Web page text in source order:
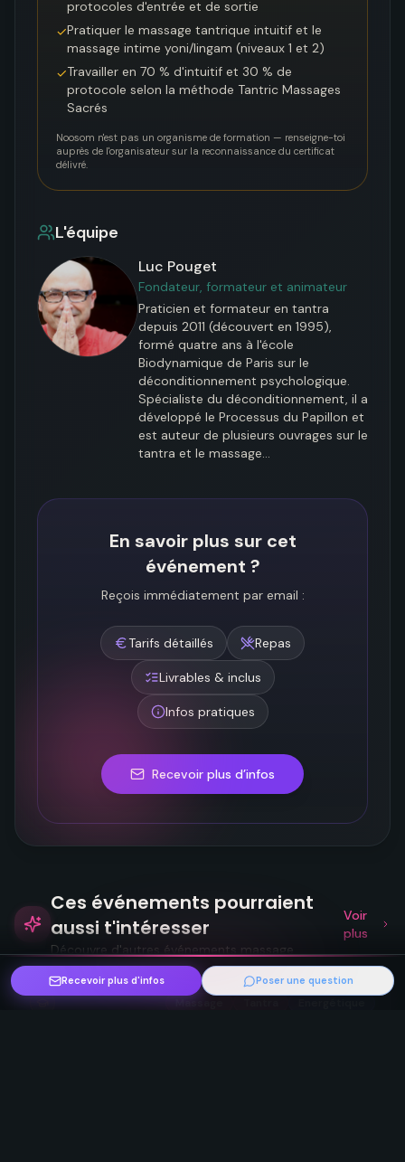
protocoles d'entrée et de sortie
✓Pratiquer le massage tantrique intuitif et le
massage intime yoni/lingam (niveaux 1 et 2)
✓Travailler en 70 % d'intuitif et 30 % de
protocole selon la méthode Tantric Massages
Sacrés
Noosom n'est pas un organisme de formation — renseigne-toi
auprès de l'organisateur sur la reconnaissance du certificat
délivré.
L'équipe
Luc Pouget
Fondateur, formateur et animateur
Praticien et formateur en tantra
depuis 2011 (découvert en 1995),
formé quatre ans à l'école
Biodynamique de Paris sur le
déconditionnement psychologique.
Spécialiste du déconditionnement, il a
développé le Processus du Papillon et
est auteur de plusieurs ouvrages sur le
tantra et le massage…
En savoir plus sur cet
événement ?
Reçois immédiatement par email :
Tarifs détaillés Repas
Livrables & inclus
Infos pratiques
Recevoir plus d’infos
Ces événements pourraient
aussi t'intéresser
Découvre d'autres événements massage
Voir
plus
Massage
Recevoir plus d'infos Poser une question